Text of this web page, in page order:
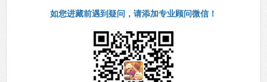
如您进藏前遇到疑问，请添加专业顾问微信！